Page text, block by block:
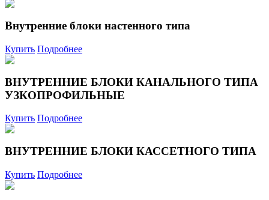
Внутренние блоки настенного типа
Купить Подробнее
ВНУТРЕННИЕ БЛОКИ КАНАЛЬНОГО ТИПА
УЗКОПРОФИЛЬНЫЕ
Купить Подробнее
ВНУТРЕННИЕ БЛОКИ КАССЕТНОГО ТИПА
Купить Подробнее